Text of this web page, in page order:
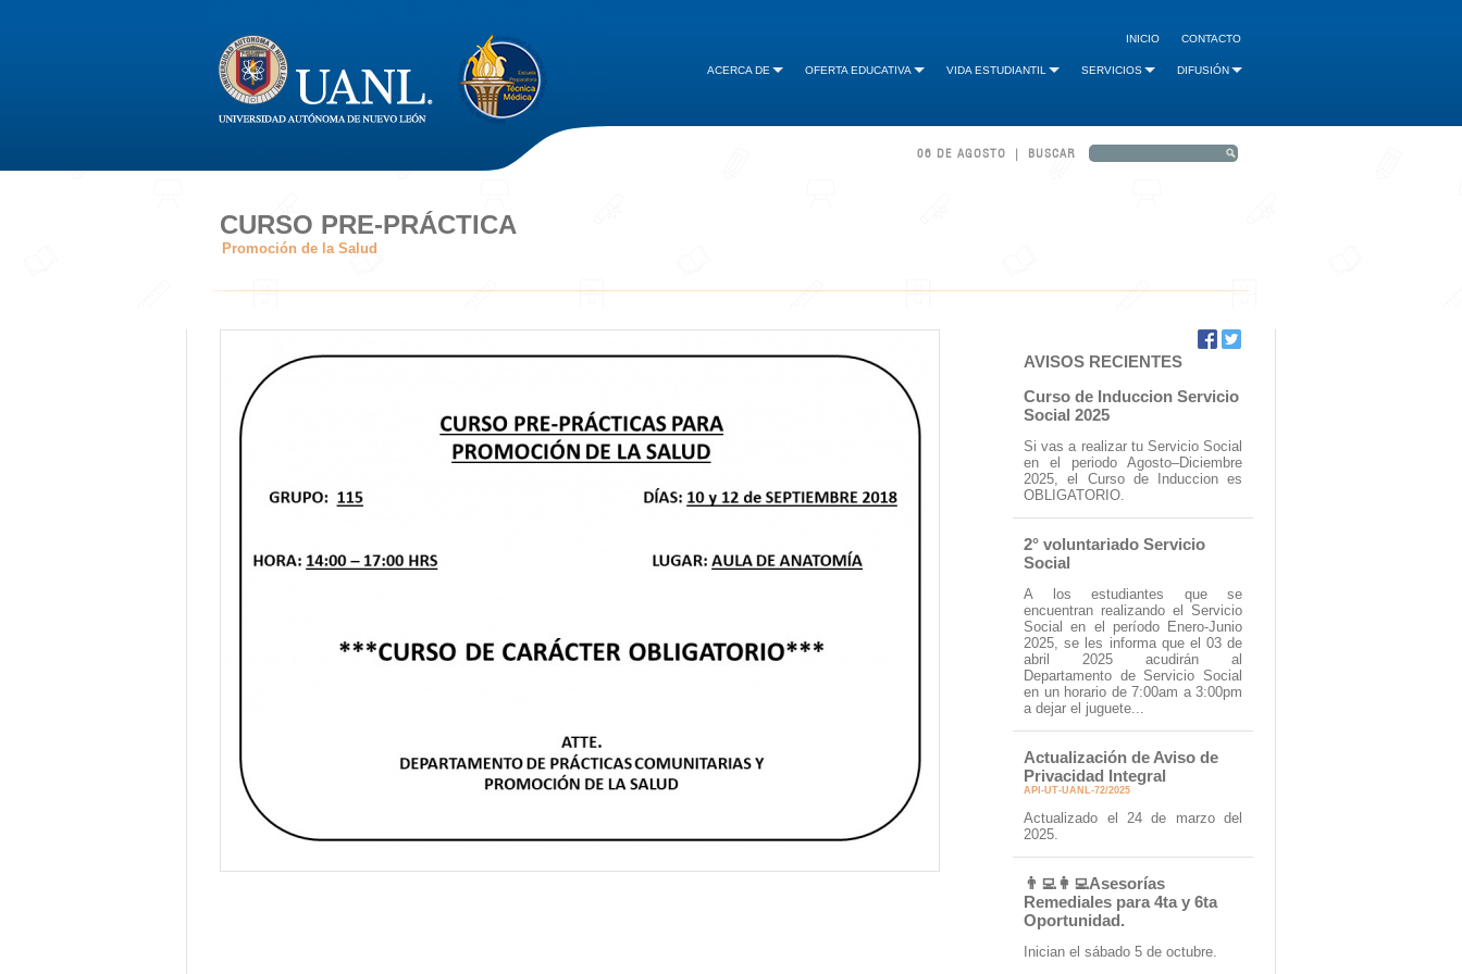
INICIO CONTACTO
ACERCA DE OFERTA EDUCATIVA VIDA ESTUDIANTIL SERVICIOS DIFUSIÓN
06 DE AGOSTO | BUSCAR
CURSO PRE-PRÁCTICA
Promoción de la Salud
AVISOS RECIENTES
Curso de Induccion Servicio
Social 2025
Si vas a realizar tu Servicio Social
en el periodo Agosto–Diciembre
2025, el Curso de Induccion es
OBLIGATORIO.
2° voluntariado Servicio
Social
A los estudiantes que se
encuentran realizando el Servicio
Social en el período Enero-Junio
2025, se les informa que el 03 de
abril 2025 acudirán al
Departamento de Servicio Social
en un horario de 7:00am a 3:00pm
a dejar el juguete...
Actualización de Aviso de
Privacidad Integral
API-UT-UANL-72/2025
Actualizado el 24 de marzo del
2025.
👨‍💻👩‍💻Asesorías
Remediales para 4ta y 6ta
Oportunidad.
Inician el sábado 5 de octubre.